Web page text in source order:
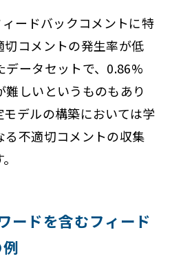
ードバックコメントに特
コメントの発生率が低
データセットで、0.86%
しいというものもあり
モデルの構築においては学
る不適切コメントの収集
ードを含むフィード